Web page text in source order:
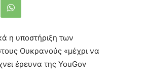
η υποστήριξη των
Ουκρανούς «μέχρι να
έρευνα της YouGov